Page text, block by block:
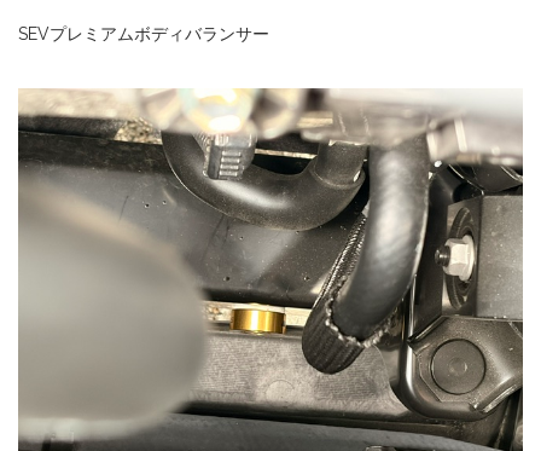
SEVプレミアムボディバランサー